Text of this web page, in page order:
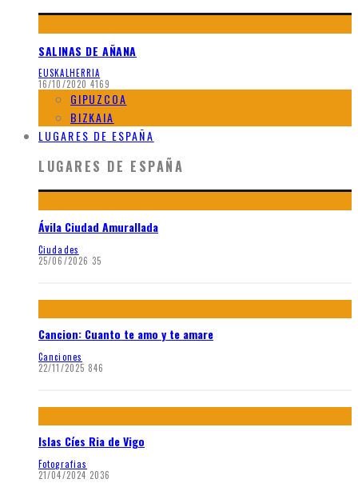
SALINAS DE AÑANA
EUSKALHERRIA
16/10/2020 4169
GIPUZCOA
BIZKAIA
LUGARES DE ESPAÑA
LUGARES DE ESPAÑA
Ávila Ciudad Amurallada
Ciudades
25/06/2026 35
Cancion: Cuanto te amo y te amare
Canciones
22/11/2025 846
Islas Cíes Ria de Vigo
Fotografias
21/04/2024 2036